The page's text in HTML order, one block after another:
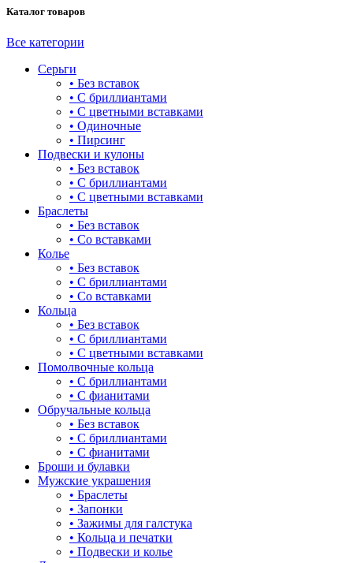
75
Каталог товаров
Все категории
Серьги
• Без вставок
• С бриллиантами
• С цветными вставками
• Одиночные
• Пирсинг
Подвески и кулоны
• Без вставок
• С бриллиантами
• С цветными вставками
Браслеты
• Без вставок
• Со вставками
Колье
• Без вставок
• С бриллиантами
• Со вставками
Кольца
• Без вставок
• С бриллиантами
• С цветными вставками
Помолвочные кольца
• С бриллиантами
• С фианитами
Обручальные кольца
• Без вставок
• С бриллиантами
• С фианитами
Броши и булавки
Мужские украшения
• Браслеты
• Запонки
• Зажимы для галстука
• Кольца и печатки
• Подвески и колье